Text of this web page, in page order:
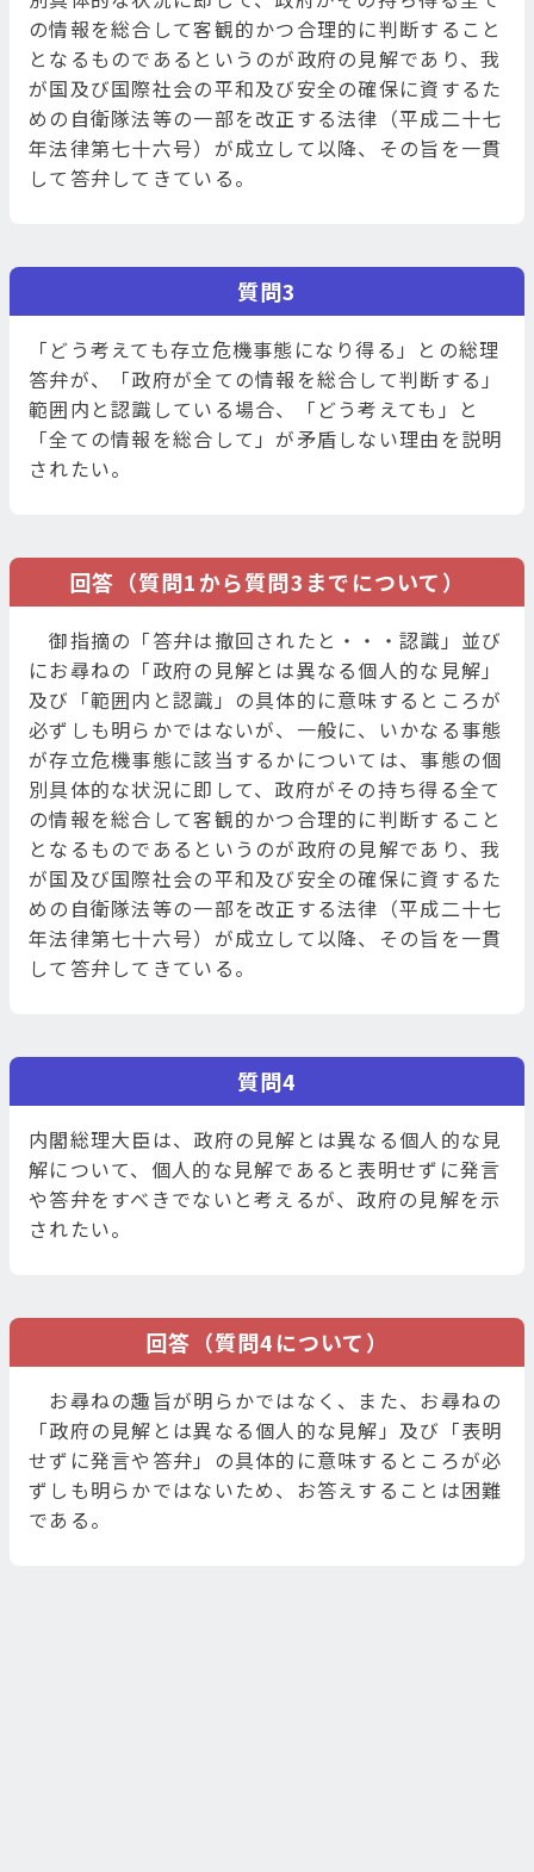
の情報を総合して客観的かつ合理的に判断すること
となるものであるというのが政府の見解であり、我
が国及び国際社会の平和及び安全の確保に資するた
めの自衛隊法等の一部を改正する法律（平成二十七
年法律第七十六号）が成立して以降、その旨を一貫
して答弁してきている。
質問3
「どう考えても存立危機事態になり得る」との総理
答弁が、「政府が全ての情報を総合して判断する」
範囲内と認識している場合、「どう考えても」と
「全ての情報を総合して」が矛盾しない理由を説明
されたい。
回答（質問1から質問3までについて）
御指摘の「答弁は撤回されたと・・・認識」並び
にお尋ねの「政府の見解とは異なる個人的な見解」
及び「範囲内と認識」の具体的に意味するところが
必ずしも明らかではないが、一般に、いかなる事態
が存立危機事態に該当するかについては、事態の個
別具体的な状況に即して、政府がその持ち得る全て
の情報を総合して客観的かつ合理的に判断すること
となるものであるというのが政府の見解であり、我
が国及び国際社会の平和及び安全の確保に資するた
めの自衛隊法等の一部を改正する法律（平成二十七
年法律第七十六号）が成立して以降、その旨を一貫
して答弁してきている。
質問4
内閣総理大臣は、政府の見解とは異なる個人的な見
解について、個人的な見解であると表明せずに発言
や答弁をすべきでないと考えるが、政府の見解を示
されたい。
回答（質問4について）
お尋ねの趣旨が明らかではなく、また、お尋ねの
「政府の見解とは異なる個人的な見解」及び「表明
せずに発言や答弁」の具体的に意味するところが必
ずしも明らかではないため、お答えすることは困難
である。